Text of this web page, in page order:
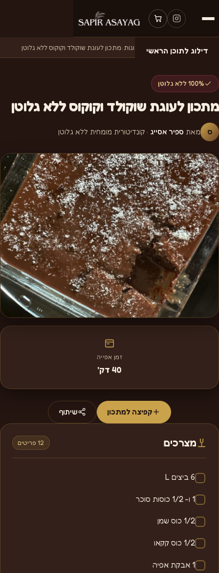
דילוג לתוכן הראשי
דף הבית›מתכונים ›מתכונים לעוגות›מתכון לעוגת שוקולד וקוקוס ללא גלוטן
100% ללא גלוטן
מתכון לעוגת שוקולד וקוקוס ללא גלוטן
ס מאת ספיר אסייג · קונדיטורית מומחית ללא גלוטן
זמן אפייה
40 דק'
קפיצה למתכון שיתוף
מצרכים 12 פריטים
6 ביצים L
1 ו- 1/2 כוסות סוכר
1/2 כוס שמן
1/2 כוס קקאו
1 אבקת אפיה